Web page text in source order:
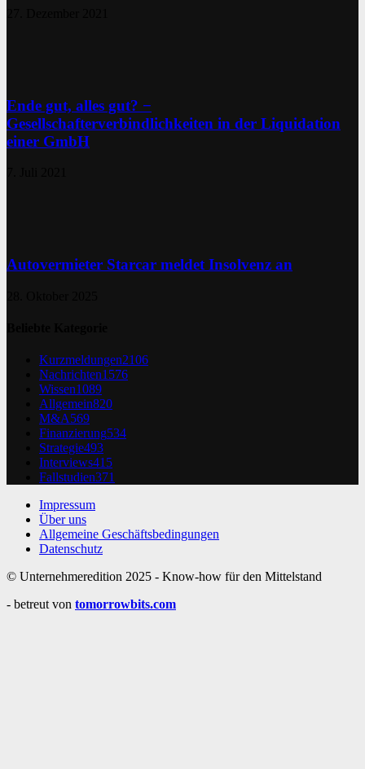
Ende gut, alles gut? −
Gesellschafterverbindlichkeiten in der Liquidation
einer GmbH
Autovermieter Starcar meldet Insolvenz an
Kurzmeldungen2106
Nachrichten1576
Wissen1089
Allgemein820
M&A569
Finanzierung534
Strategie493
Interviews415
Fallstudien371
Impressum
Über uns
Allgemeine Geschäftsbedingungen
Datenschutz
© Unternehmeredition 2025 - Know-how für den Mittelstand
- betreut von tomorrowbits.com